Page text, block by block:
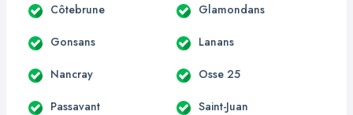
Côtebrune Glamondans
Gonsans Lanans
Nancray Osse 25
Passavant Saint-Juan